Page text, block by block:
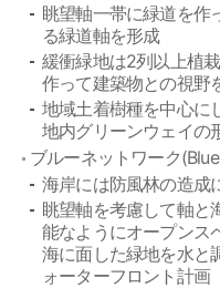
眺望軸一帯に緑道を作
る緑道軸を形成
緩衝緑地は2列以上植
作って建築物との視野
地域土着樹種を中心に
地内グリーンウェイの
ブルーネットワーク
海岸には防風林の造成
眺望軸を考慮して軸と
能なようにオープンス
海に面した緑地を水と
ォーターフロント計画